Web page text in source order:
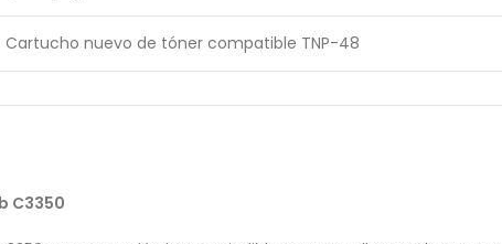
Cartucho nuevo de tóner compatible TNP-48
C3350